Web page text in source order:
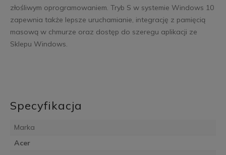
złośliwym oprogramowaniem. Tryb S w systemie Windows 10
zapewnia także lepsze uruchamianie, integrację z pamięcią
masową w chmurze oraz dostęp do szeregu aplikacji ze
Sklepu Windows.
Specyfikacja
Marka
Acer